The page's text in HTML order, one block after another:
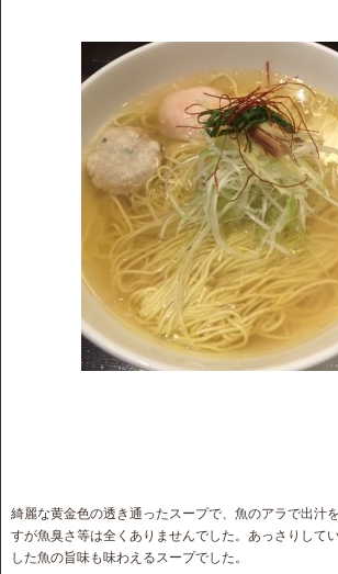
綺麗な黄金色の透き通ったスープで、魚のアラで出汁
すが魚臭さ等は全くありませんでした。あっさりして
した魚の旨味も味わえるスープでした。